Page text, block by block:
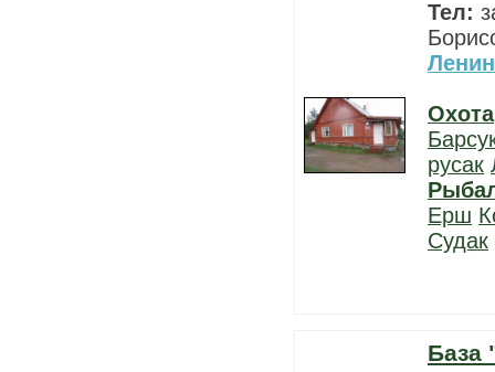
Тел:
Охота
русак
Ерш
Судак
База